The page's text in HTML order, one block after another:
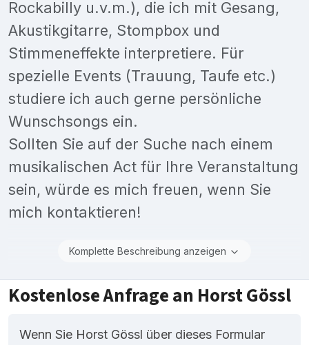
Rockabilly u.v.m.), die ich mit Gesang,
Akustikgitarre, Stompbox und
Stimmeneffekte interpretiere. Für
spezielle Events (Trauung, Taufe etc.)
studiere ich auch gerne persönliche
Wunschsongs ein.
Sollten Sie auf der Suche nach einem
musikalischen Act für Ihre Veranstaltung
sein, würde es mich freuen, wenn Sie
mich kontaktieren!
Komplette Beschreibung anzeigen
Kostenlose Anfrage an Horst Gössl
Wenn Sie Horst Gössl über dieses Formular